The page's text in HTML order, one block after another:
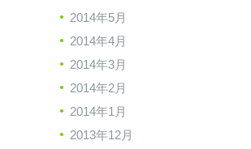
2014年5月
2014年4月
2014年3月
2014年2月
2014年1月
2013年12月